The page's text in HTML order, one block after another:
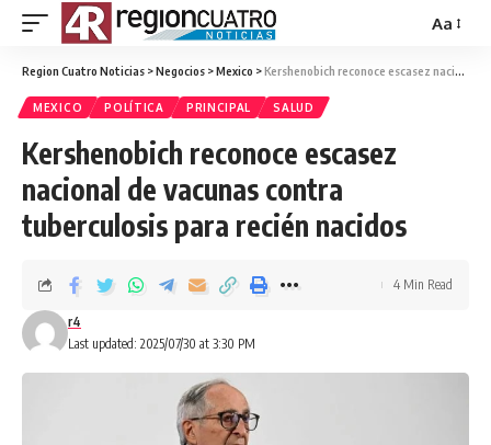
Aa
Region Cuatro Noticias >Negocios >Mexico >Kershenobich reconoce escasez nacional de vacunas contra tuberculosis para recién nacidos
MEXICO POLÍTICA PRINCIPAL SALUD
Kershenobich reconoce escasez
nacional de vacunas contra
tuberculosis para recién nacidos
Last updated: 2025/07/30 at 3:30 PM
r4
4 Min Read